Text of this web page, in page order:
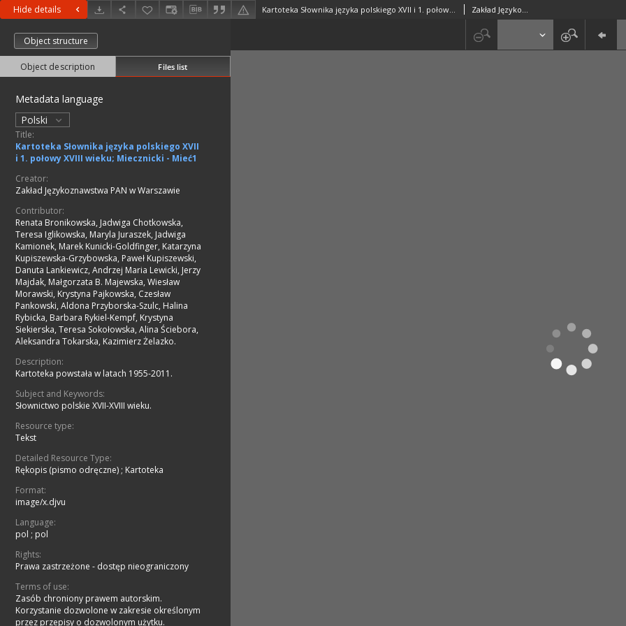
Hide details Kartoteka Słownika języka polskiego XVII i 1. połowy XVIII wieku; Miecznicki - Mieć1 Zakład Językoznawstwa PAN w Warszawie
Object structure
Object description Files list
Metadata language
Polski
Title:
Kartoteka Słownika języka polskiego XVII
i 1. połowy XVIII wieku; Miecznicki - Mieć1
Creator:
Zakład Językoznawstwa PAN w Warszawie
Contributor:
Renata Bronikowska, Jadwiga Chotkowska,
Teresa Iglikowska, Maryla Juraszek, Jadwiga
Kamionek, Marek Kunicki-Goldfinger, Katarzyna
Kupiszewska-Grzybowska, Paweł Kupiszewski,
Danuta Lankiewicz, Andrzej Maria Lewicki, Jerzy
Majdak, Małgorzata B. Majewska, Wiesław
Morawski, Krystyna Pajkowska, Czesław
Pankowski, Aldona Przyborska-Szulc, Halina
Rybicka, Barbara Rykiel-Kempf, Krystyna
Siekierska, Teresa Sokołowska, Alina Ściebora,
Aleksandra Tokarska, Kazimierz Żelazko.
Description:
Kartoteka powstała w latach 1955-2011.
Subject and Keywords:
Słownictwo polskie XVII-XVIII wieku.
Resource type:
Tekst
Detailed Resource Type:
Rękopis (pismo odręczne) ; Kartoteka
Format:
image/x.djvu
Language:
pol ; pol
Rights:
Prawa zastrzeżone - dostęp nieograniczony
Terms of use:
Zasób chroniony prawem autorskim.
Korzystanie dozwolone w zakresie określonym
przez przepisy o dozwolonym użytku.